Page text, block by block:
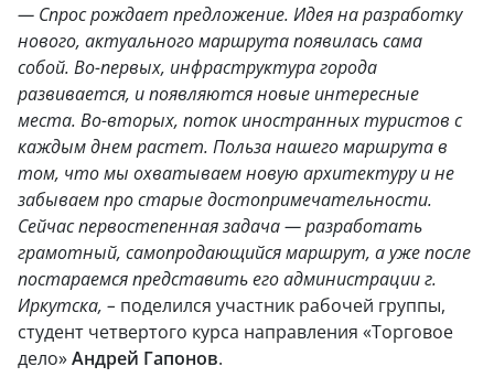
— Спрос рождает предложение. Идея на разработку
нового, актуального маршрута появилась сама
собой. Во-первых, инфраструктура города
развивается, и появляются новые интересные
места. Во-вторых, поток иностранных туристов с
каждым днем растет. Польза нашего маршрута в
том, что мы охватываем новую архитектуру и не
забываем про старые достопримечательности.
Сейчас первостепенная задача — разработать
грамотный, самопродающийся маршрут, а уже после
постараемся представить его администрации г.
Иркутска, – поделился участник рабочей группы,
студент четвертого курса направления «Торговое
дело»Андрей Гапонов.